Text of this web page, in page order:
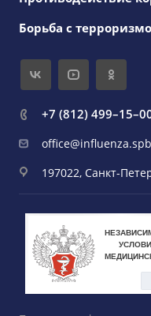
Борьба с
+7 (812)
197022, Санкт-